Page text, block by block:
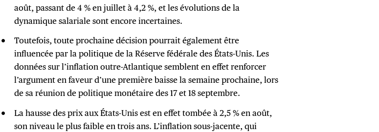
août, passant de 4 % en juillet à 4,2 %, et les évolutions de la
dynamique salariale sont encore incertaines.
Toutefois, toute prochaine décision pourrait également être
influencée par la politique de la Réserve fédérale des États-Unis. Les
données sur l’inflation outre-Atlantique semblent en effet renforcer
l’argument en faveur d’une première baisse la semaine prochaine, lors
de sa réunion de politique monétaire des 17 et 18 septembre.
La hausse des prix aux États-Unis est en effet tombée à 2,5 % en août,
son niveau le plus faible en trois ans. L’inflation sous-jacente, qui